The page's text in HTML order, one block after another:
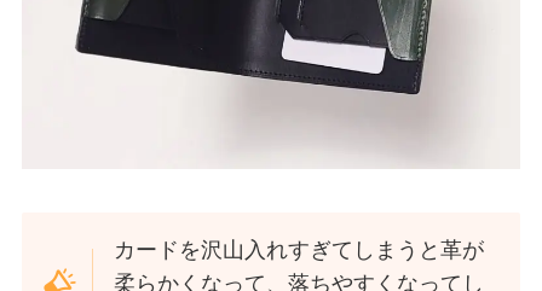
カードを沢山入れすぎてしまうと革が
柔らかくなって、落ちやすくなってし